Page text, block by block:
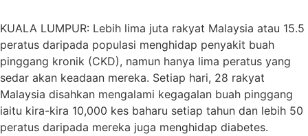
KUALA LUMPUR: Lebih lima juta rakyat Malaysia atau 15.5
peratus daripada populasi menghidap penyakit buah
pinggang kronik (CKD), namun hanya lima peratus yang
sedar akan keadaan mereka. Setiap hari, 28 rakyat
Malaysia disahkan mengalami kegagalan buah pinggang
iaitu kira-kira 10,000 kes baharu setiap tahun dan lebih 50
peratus daripada mereka juga menghidap diabetes.